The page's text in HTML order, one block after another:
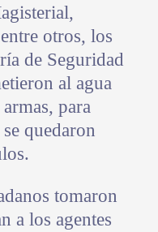
otros, los
de Seguridad
al agua
para
quedaron
tomaron
a los agentes